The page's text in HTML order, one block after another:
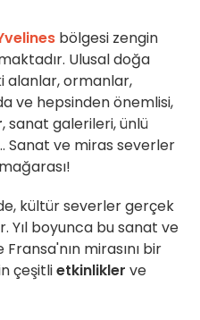
bölgesi zengin
Ulusal doğa
alanlar, ormanlar,
ve hepsinden önemlisi,
, sanat galerileri, ünlü
Sanat ve miras severler
kültür severler gerçek
Yıl boyunca bu sanat ve
mirasını bir
çeşitlietkinlikler ve